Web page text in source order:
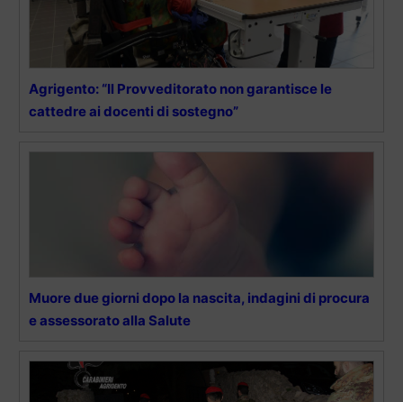
Agrigento: “Il Provveditorato non garantisce le
cattedre ai docenti di sostegno”
Muore due giorni dopo la nascita, indagini di procura
e assessorato alla Salute